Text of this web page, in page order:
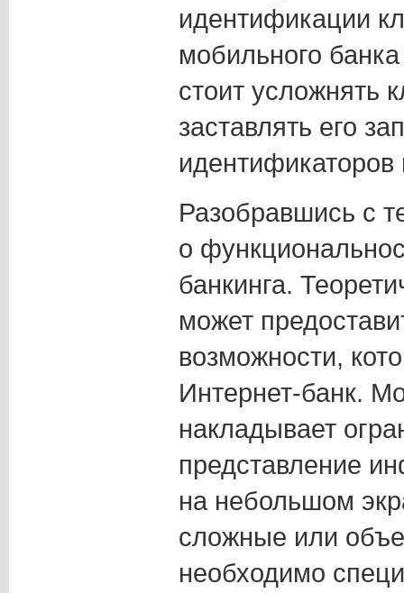
идентификации
мобильного
стоит усложнять
заставлять его
идентификаторов
Разобравшись с
о
банкинга.
может
возможности,
Интернет-банк.
накладывает
представление
на небольшом
сложные или
необходимо